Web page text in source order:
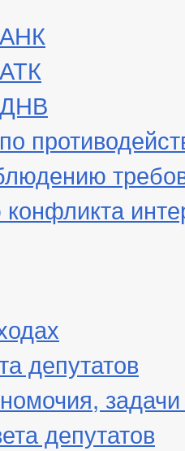
ДНВ
депутатов
депутатов